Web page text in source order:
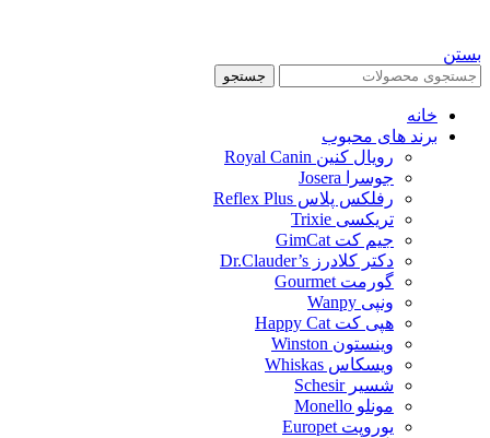
بستن
جستجو
خانه
برند های محبوب
رویال کنین Royal Canin
جوسرا Josera
رفلکس پلاس Reflex Plus
تریکسی Trixie
جیم کت GimCat
دکتر کلادرز Dr.Clauder’s
گورمت Gourmet
ونپی Wanpy
هپی کت Happy Cat
وینستون Winston
ویسکاس Whiskas
شسیر Schesir
مونلو Monello
یوروپت Europet